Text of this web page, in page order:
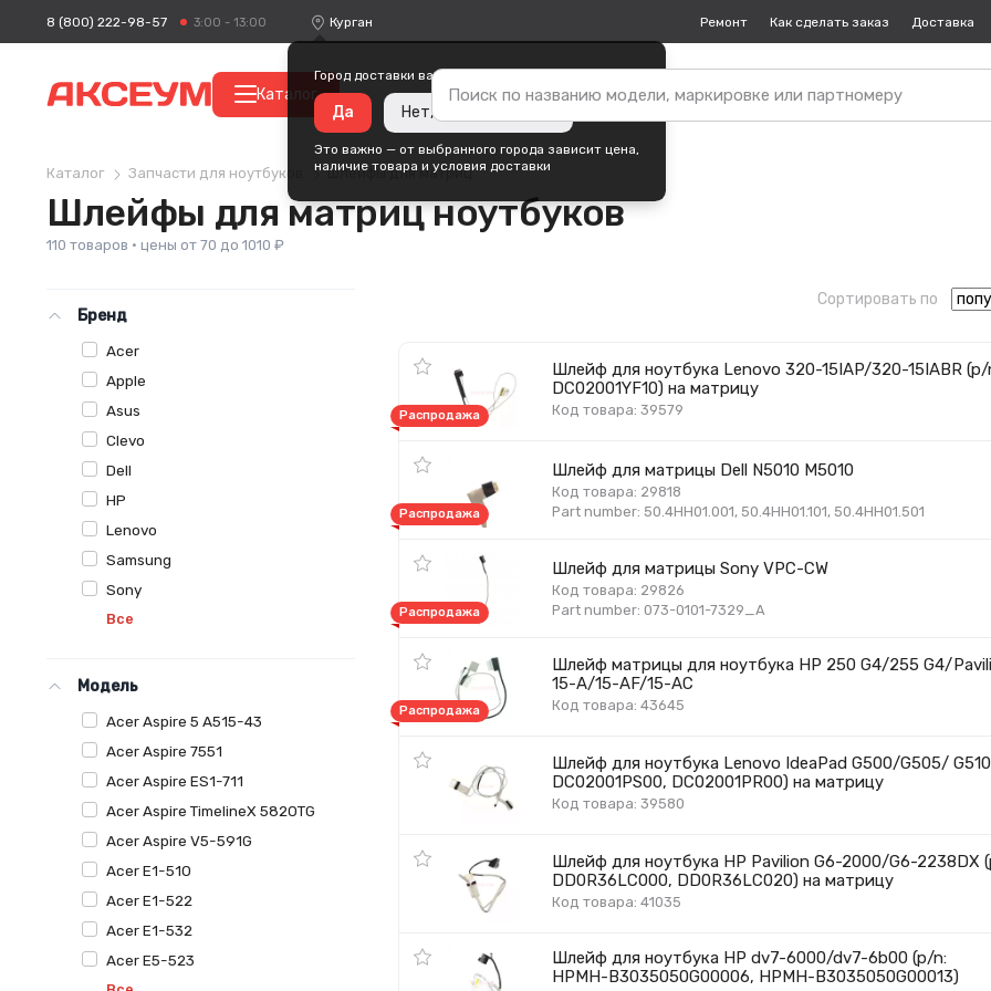
8 (800) 222-98-57 3:00 - 13:00 Курган
Город доставки ваших покупок —
Да Нет, изменить город
Это важно — от выбранного города зависит цена,
наличие товара и условия доставки
Ремонт Как сделать заказ Доставка
Каталог
Каталог Запчасти для ноутбуков Шлейфы для матриц
Шлейфы для матриц ноутбуков
110 товаров · цены от 70 до 1010 ₽
Бренд
Acer
Apple
Asus
Clevo
Dell
HP
Lenovo
Samsung
Sony
Все
Модель
Acer Aspire 5 A515-43
Acer Aspire 7551
Acer Aspire ES1-711
Acer Aspire TimelineX 5820TG
Acer Aspire V5-591G
Acer E1-510
Acer E1-522
Acer E1-532
Acer E5-523
Сортировать по
Шлейф для ноутбука Lenovo 320-15IAP/320-15IABR (p/
DC02001YF10) на матрицу
Код товара: 39579
Распродажа
Шлейф для матрицы Dell N5010 M5010
Код товара: 29818
Part number: 50.4HH01.001, 50.4HH01.101, 50.4HH01.501
Распродажа
Шлейф для матрицы Sony VPC-CW
Код товара: 29826
Part number: 073-0101-7329_A
Распродажа
Шлейф матрицы для ноутбука HP 250 G4/255 G4/
15-A/15-AF/15-AC
Код товара: 43645
Распродажа
Шлейф для ноутбука Lenovo IdeaPad G500/G505/
DC02001PS00, DC02001PR00) на матрицу
Код товара: 39580
Шлейф для ноутбука HP Pavilion G6-2000/G6-2238DX
DD0R36LC000, DD0R36LC020) на матрицу
Код товара: 41035
Шлейф для ноутбука HP dv7-6000/dv7-6b00 (p/n:
HPMH-B3035050G00006, HPMH-B3035050G00013)